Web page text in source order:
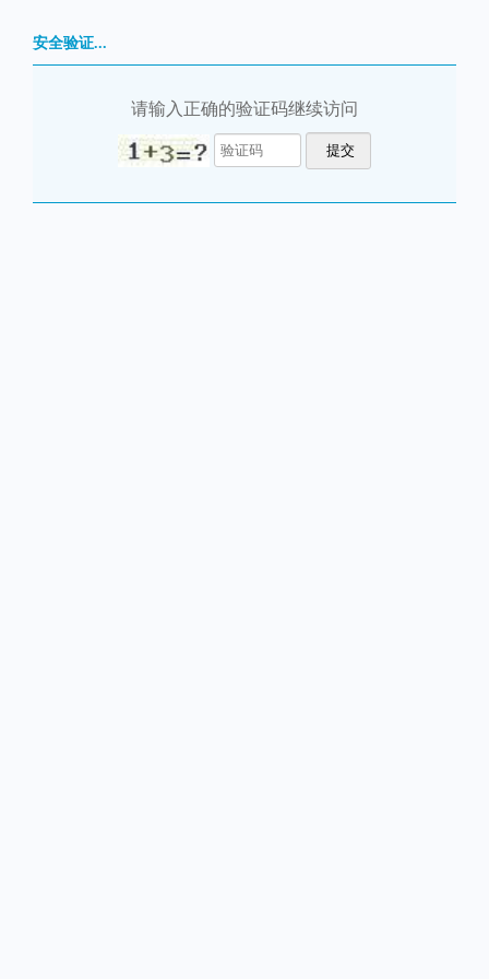
安全验证...
请输入正确的验证码继续访问